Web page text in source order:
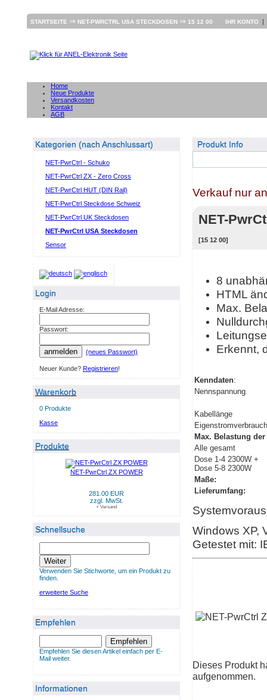
STARTSEITE ⇒ NET-PWRCTRL USA STECKDOSEN ⇒ 15 12 00 IHR KONTO |
Home
Neue Produkte
Versandkosten
Kontakt
AGB
Kategorien (nach Anschlussart)
NET-PwrCtrl - Schuko
NET-PwrCtrl ZX - Zero Cross
NET-PwrCtrl HUT (DIN Rail)
NET-PwrCtrl Steckdose Schweiz
NET-PwrCtrl UK Steckdosen
NET-PwrCtrl USA Steckdosen
Sensor
Login
E-Mail Adresse:
Passwort:
anmelden (neues Passwort)
Neuer Kunde? Registrieren!
Warenkorb
0 Produkte
Kasse
Produkte
NET-PwrCtrl ZX POWER
281.00 EUR
zzgl. MwSt.
+ Versand
Schnellsuche
Weiter
Verwenden Sie Stichworte, um ein Produkt zu
finden.
erweiterte Suche
Empfehlen
Empfehlen
Empfehlen Sie diesen Artikel einfach per E-
Mail weiter.
Informationen
Produkt Info
Verkauf nur
NET-
[15 12 00]
8
HTML
Max.
Erkennt,
Kenndaten:
Nennspannung
Kabellänge
Eigenstromverbrauch
Max. Belastung
Alle gesamt
Dose 1-4 2300W +
Dose 5-8 2300W
Maße:
Lieferumfang:
Windows XP,
Getestet mit:
Dieses Produkt
aufgenommen.